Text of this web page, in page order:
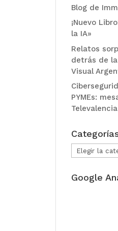
Blog de
¡Nuevo
la IA»
Relatos
detrás de
Visual
PYMEs:
Televalencia
Categorías
Google